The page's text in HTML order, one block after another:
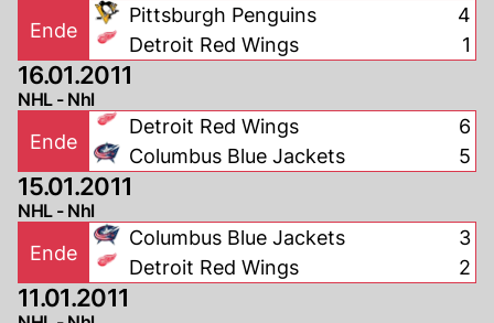
Ende
Pittsburgh Penguins
Detroit Red Wings
4
1
16.01.2011
NHL - Nhl
Ende
Detroit Red Wings
Columbus Blue Jackets
6
5
15.01.2011
NHL - Nhl
Ende
Columbus Blue Jackets
Detroit Red Wings
3
2
11.01.2011